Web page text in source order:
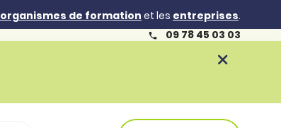
organismes de formation et les entreprises.
09 78 45 03 03